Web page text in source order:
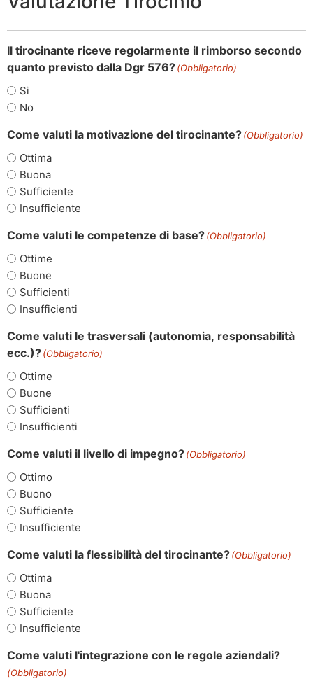
Il tirocinante riceve regolarmente il rimborso secondo
quanto previsto dalla Dgr 576?(Obbligatorio)
Si
No
Come valuti la motivazione del tirocinante?(Obbligatorio)
Ottima
Buona
Sufficiente
Insufficiente
Come valuti le competenze di base?(Obbligatorio)
Ottime
Buone
Sufficienti
Insufficienti
Come valuti le trasversali (autonomia, responsabilità
ecc.)?(Obbligatorio)
Ottime
Buone
Sufficienti
Insufficienti
Come valuti il livello di impegno?(Obbligatorio)
Ottimo
Buono
Sufficiente
Insufficiente
Come valuti la flessibilità del tirocinante?(Obbligatorio)
Ottima
Buona
Sufficiente
Insufficiente
Come valuti l'integrazione con le regole aziendali?
(Obbligatorio)